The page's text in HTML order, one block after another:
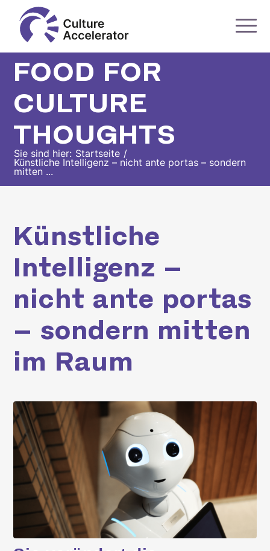
FOOD FOR
CULTURE
THOUGHTS
Sie sind hier: Startseite /
Künstliche Intelligenz – nicht ante portas – sondern
mitten ...
Künstliche
Intelligenz –
nicht ante portas
– sondern mitten
im Raum